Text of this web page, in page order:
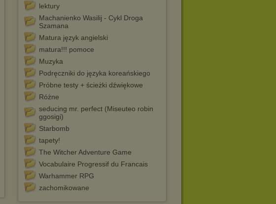
lektury
Machanienko Wasilij - Cykl Droga
Szamana
Matura język angielski
matura!!! pomoce
Muzyka
Podręczniki do języka koreańskiego
Próbne testy + ścieżki dźwiękowe
Różne
seducing mr. perfect (Miseuteo robin
ggosigi)
Starbomb
tapety!
The Witcher Adventure Game
Vocabulaire Progressif du Francais
Warhammer RPG
zachomikowane